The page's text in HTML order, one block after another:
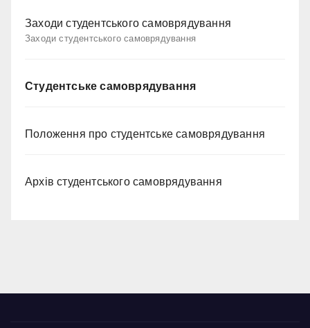
Заходи студентського самоврядування
Заходи студентського самоврядування
Студентське самоврядування
Положення про студентське самоврядування
Архів студентського самоврядування